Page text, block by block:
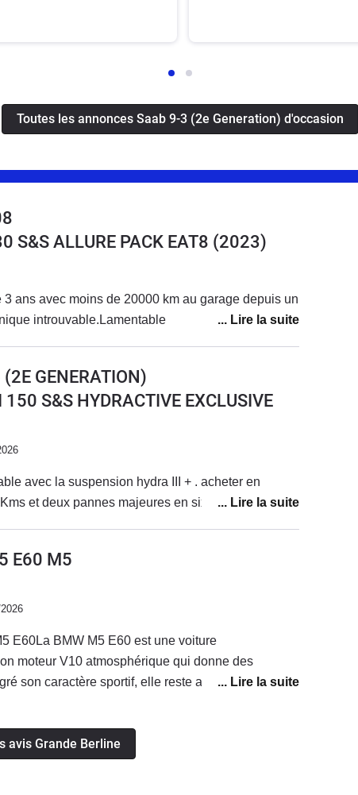
Toutes les annonces Saab 9-3 (2e Generation) d'occasion
S&S ALLURE PACK EAT8 (2023)
ans avec moins de 20000 km au garage depuis un
introuvable.Lamentable
GENERATION)
S&S HYDRACTIVE EXCLUSIVE
avec la suspension hydra III + . acheter en
decembre 2025 a 85000Kms et deux pannes majeures en six mois .
E60 M5
E60La BMW M5 E60 est une voiture
moteur V10 atmosphérique qui donne des
son caractère sportif, elle reste agréable à utiliser
de conduire cette voiture.La consommation réelle
avis Grande Berline